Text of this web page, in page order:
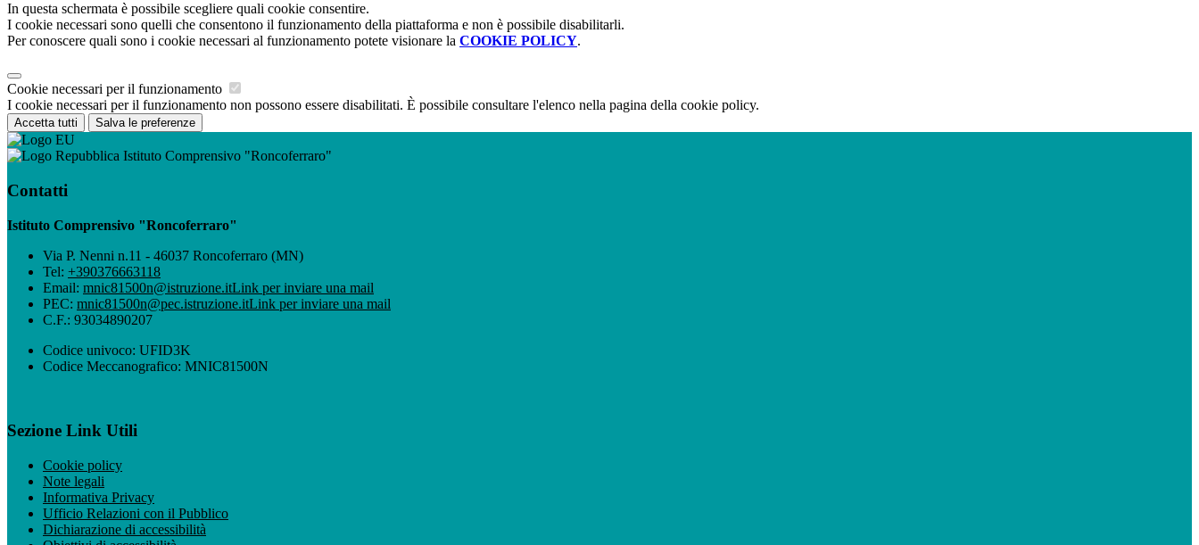
In questa schermata è possibile scegliere quali cookie consentire.
I cookie necessari sono quelli che consentono il funzionamento della piattaforma e non è possibile disabilitarli.
Per conoscere quali sono i cookie necessari al funzionamento potete visionare la COOKIE POLICY.
Cookie necessari per il funzionamento
I cookie necessari per il funzionamento non possono essere disabilitati. È possibile consultare l'elenco nella pagina della cookie policy.
Accetta tutti Salva le preferenze
Istituto Comprensivo "Roncoferraro"
Contatti
Istituto Comprensivo "Roncoferraro"
Via P. Nenni n.11 - 46037 Roncoferraro (MN)
Tel: +390376663118
Email: mnic81500n@istruzione.itLink per inviare una mail
PEC: mnic81500n@pec.istruzione.itLink per inviare una mail
C.F.: 93034890207
Codice univoco: UFID3K
Codice Meccanografico: MNIC81500N
Sezione Link Utili
Cookie policy
Note legali
Informativa Privacy
Ufficio Relazioni con il Pubblico
Dichiarazione di accessibilità